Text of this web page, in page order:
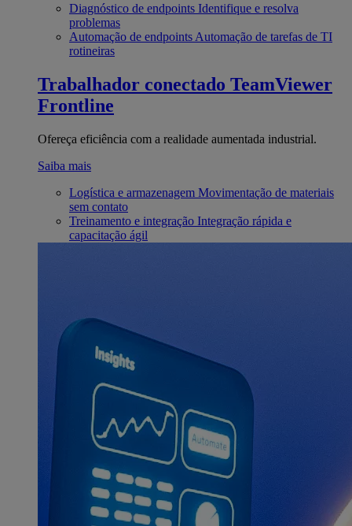
Diagnóstico de endpoints Identifique e resolva
problemas
Automação de endpoints Automação de tarefas de TI
rotineiras
Trabalhador conectado TeamViewer
Frontline
Ofereça eficiência com a realidade aumentada industrial.
Saiba mais
Logística e armazenagem Movimentação de materiais
sem contato
Treinamento e integração Integração rápida e
capacitação ágil